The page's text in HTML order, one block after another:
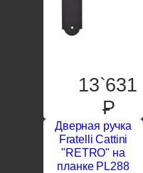
13`631
P
Дверная ручка
Fratelli Cattini
"RETRO" на
планке PL288